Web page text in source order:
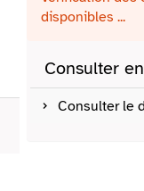
disponibles ...
Consulter
Consulter le